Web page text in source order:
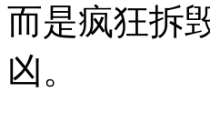
而是疯狂拆
凶。